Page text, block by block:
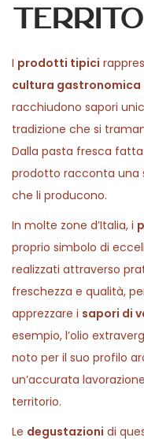
I prodotti tipici
cultura gastronomica
racchiudono sapori
tradizione che si
Dalla pasta fresca
prodotto racconta una
che li producono.
In molte zone d’Italia, i
proprio simbolo di
realizzati attraverso
freschezza e qualità,
apprezzare i sapori di
esempio, l’olio
noto per il suo profilo
un’accurata
territorio.
Le degustazioni di